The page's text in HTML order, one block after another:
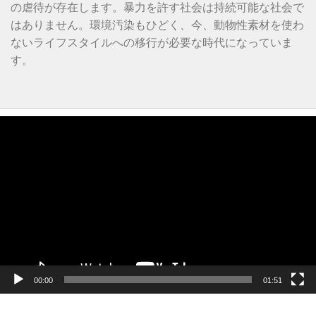
の虐待が存在します。暴力を許す社会は持続可能な社会で
はありません。環境汚染もひどく、今、動物性素材を使わ
ないライフスタイルへの移行が必要な時代になっていま
す。
00:00 01:51